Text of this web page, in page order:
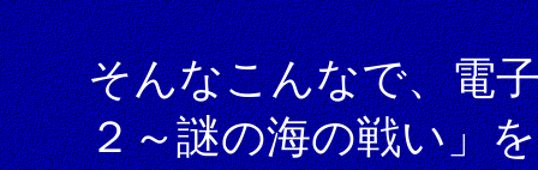
そんなこんなで、電
２～謎の海の戦い」を